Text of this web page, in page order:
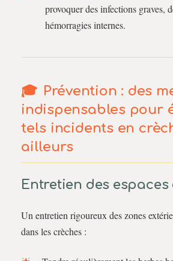
provoquer des infections graves,
hémorragies internes.
Prévention : des
indispensables pour
tels incidents en
ailleurs
Entretien des
Un entretien rigoureux des zones
dans les crèches :